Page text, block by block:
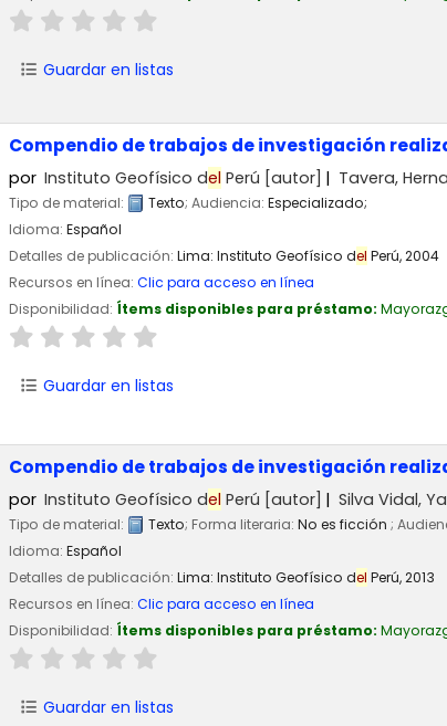
Guardar en listas
Compendio de trabajos de investigación
por Instituto Geofísico del Perú [autor] Tavera,
Tipo de material: Texto; Audiencia: Especializado;
Idioma: Español
Detalles de publicación: Lima: Instituto Geofísico del Perú,2004
Recursos en línea: Clic para acceso en línea
Disponibilidad: Ítems disponibles para préstamo:
Guardar en listas
Compendio de trabajos de investigación
por Instituto Geofísico del Perú [autor] Silva Vidal,
Tipo de material: Texto; Forma literaria: No es ficción ;
Idioma: Español
Detalles de publicación: Lima: Instituto Geofísico del Perú,2013
Recursos en línea: Clic para acceso en línea
Disponibilidad: Ítems disponibles para préstamo:
Guardar en listas